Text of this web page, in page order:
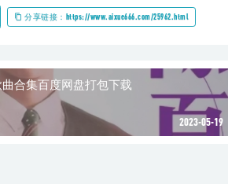
分享链接：https://www.aixue666.com/25962.html
合集百度网盘打包下载
2023-05-19